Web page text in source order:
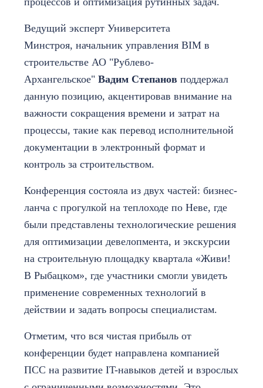
Ведущий эксперт Университета
Минстроя, начальник управления BIM в
строительстве АО "Рублево-
Архангельское" Вадим Степанов поддержал
данную позицию, акцентировав внимание на
важности сокращения времени и затрат на
процессы, такие как перевод исполнительной
документации в электронный формат и
контроль за строительством.
Конференция состояла из двух частей: бизнес-
ланча с прогулкой на теплоходе по Неве, где
были представлены технологические решения
для оптимизации девелопмента, и экскурсии
на строительную площадку квартала «Живи!
В Рыбацком», где участники смогли увидеть
применение современных технологий в
действии и задать вопросы специалистам.
Отметим, что вся чистая прибыль от
конференции будет направлена компанией
ПСС на развитие IT-навыков детей и взрослых